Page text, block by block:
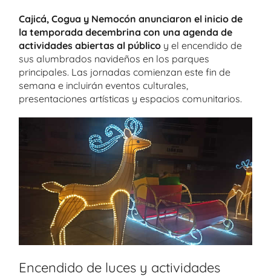
Cajicá, Cogua y Nemocón anunciaron el inicio de
la temporada decembrina con una agenda de
actividades abiertas al público y el encendido de
sus alumbrados navideños en los parques
principales. Las jornadas comienzan este fin de
semana e incluirán eventos culturales,
presentaciones artísticas y espacios comunitarios.
Encendido de luces y actividades